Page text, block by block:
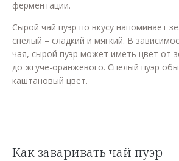
ферментации.
Сырой чай пуэр по вкусу напоминает
спелый – сладкий и мягкий. В
чая, сырой пуэр может иметь цвет от
до жгуче-оранжевого. Спелый пуэр
каштановый цвет.
Как заваривать чай пуэр